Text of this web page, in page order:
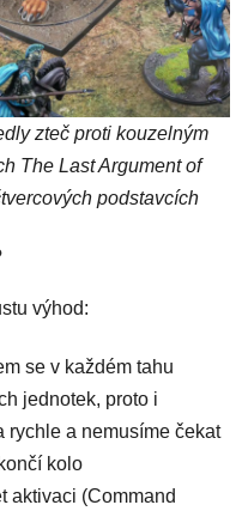
zteč proti kouzelným
The Last Argument of
podstavcích
výhod:
se v každém tahu
jednotek, proto i
rychle a nemusíme čekat
kolo
aktivaci (Command